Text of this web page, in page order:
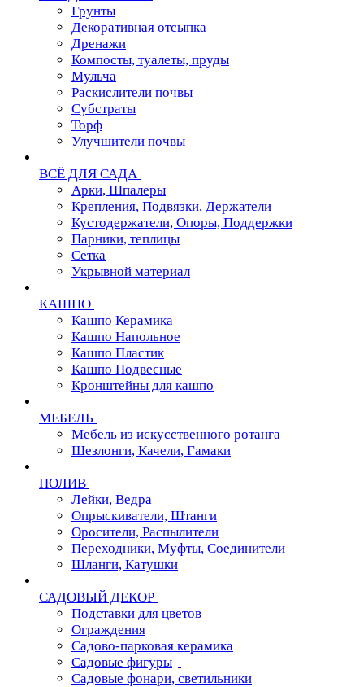
Грунты
Декоративная отсыпка
Дренажи
Компосты, туалеты, пруды
Мульча
Раскислители почвы
Субстраты
Торф
Улучшители почвы
ВСЁ ДЛЯ САДА
Арки, Шпалеры
Крепления, Подвязки, Держатели
Кустодержатели, Опоры, Поддержки
Парники, теплицы
Сетка
Укрывной материал
КАШПО
Кашпо Керамика
Кашпо Напольное
Кашпо Пластик
Кашпо Подвесные
Кронштейны для кашпо
МЕБЕЛЬ
Мебель из искусственного ротанга
Шезлонги, Качели, Гамаки
ПОЛИВ
Лейки, Ведра
Опрыскиватели, Штанги
Оросители, Распылители
Переходники, Муфты, Соединители
Шланги, Катушки
САДОВЫЙ ДЕКОР
Подставки для цветов
Ограждения
Садово-парковая керамика
Садовые фигуры
Садовые фонари, светильники